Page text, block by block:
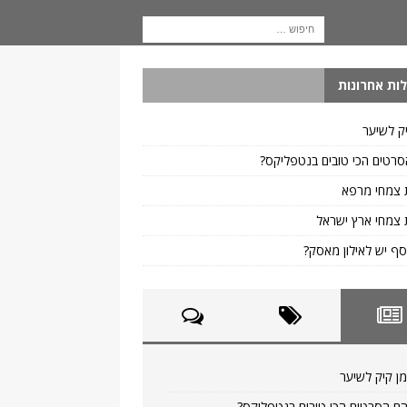
אחרונות
לשיער
הכי טובים בנטפליקס?
צמחי מרפא
צמחי ארץ ישראל
יש לאילון מאסק?
קיק לשיער